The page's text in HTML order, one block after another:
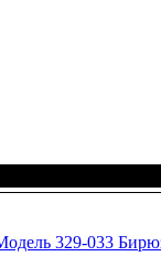
329-033